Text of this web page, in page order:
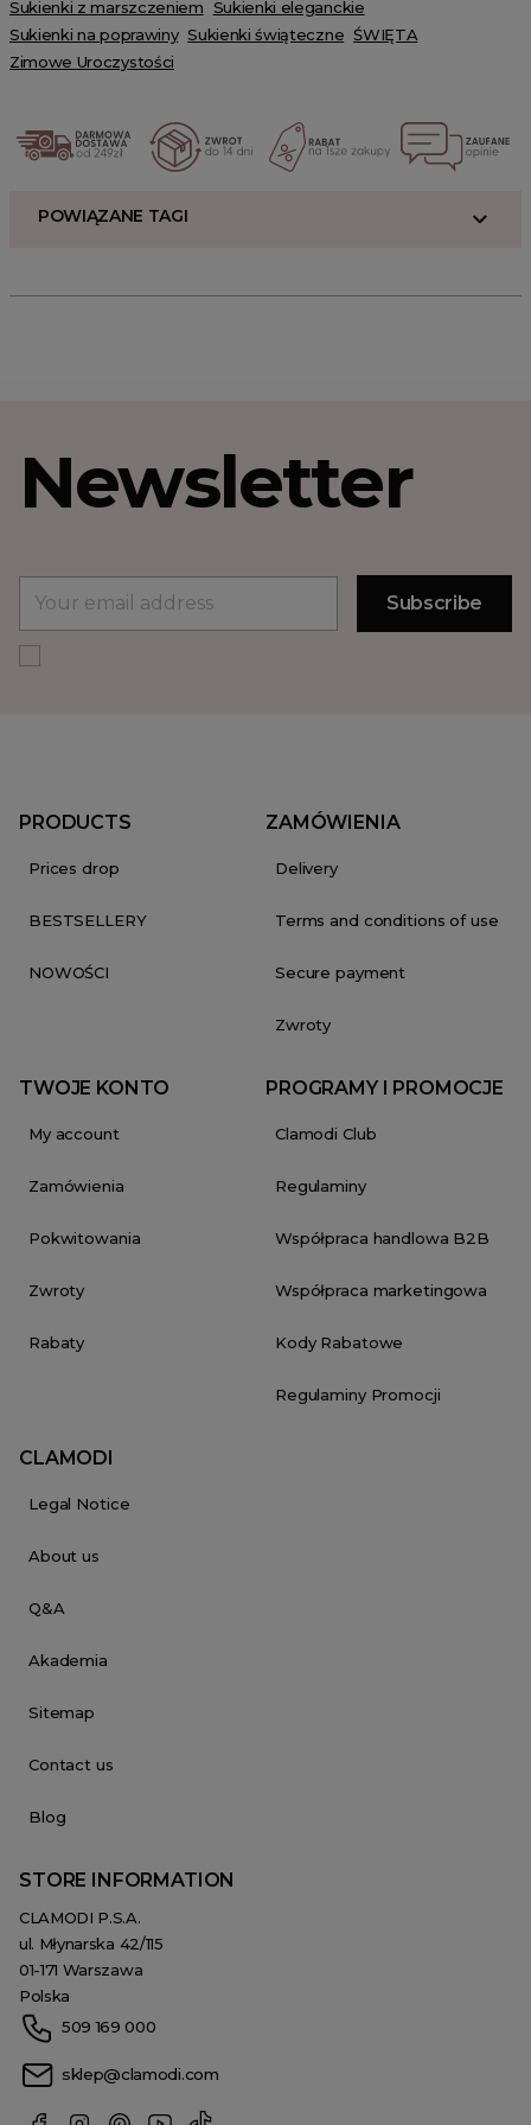
Sukienki z marszczeniem Sukienki eleganckie
Sukienki na poprawiny Sukienki świąteczne ŚWIĘTA
Zimowe Uroczystości
POWIĄZANE TAGI
Newsletter
PRODUCTS
Prices drop
BESTSELLERY
NOWOŚCI
ZAMÓWIENIA
Delivery
Terms and conditions of use
Secure payment
Zwroty
TWOJE KONTO
My account
Zamówienia
Pokwitowania
Zwroty
Rabaty
PROGRAMY I PROMOCJE
Clamodi Club
Regulaminy
Współpraca handlowa B2B
Współpraca marketingowa
Kody Rabatowe
Regulaminy Promocji
CLAMODI
Legal Notice
About us
Q&A
Akademia
Sitemap
Contact us
Blog
STORE INFORMATION
CLAMODI P.S.A.
ul. Młynarska 42/115
01-171 Warszawa
Polska
509 169 000
sklep@clamodi.com